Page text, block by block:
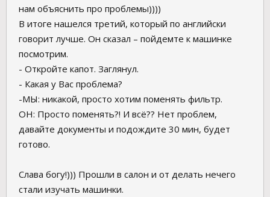
нам объяснить про проблемы))))
В итоге нашелся третий, который по английски
говорит лучше. Он сказал – пойдемте к машинке
посмотрим.
- Откройте капот. Заглянул.
- Какая у Вас проблема?
-МЫ: никакой, просто хотим поменять фильтр.
ОН: Просто поменять?! И всё?? Нет проблем,
давайте документы и подождите 30 мин, будет
готово.
Слава богу!))) Прошли в салон и от делать нечего
стали изучать машинки.